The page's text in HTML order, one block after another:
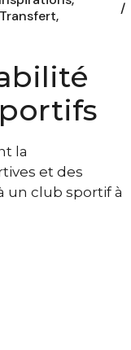
Transfert
la
et des
un club sportif à